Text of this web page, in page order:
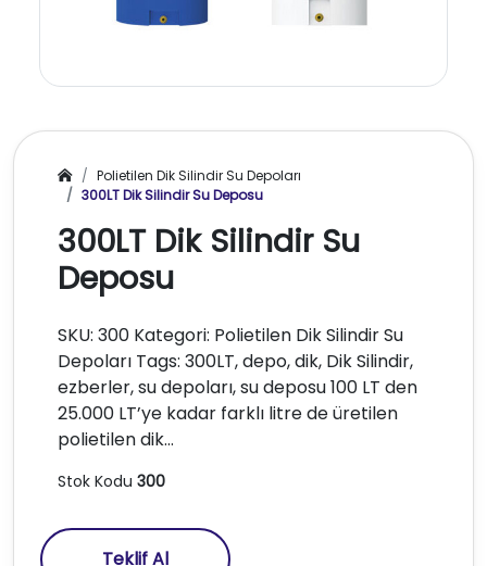
Polietilen Dik Silindir Su Depoları
300LT Dik Silindir Su Deposu
300LT Dik Silindir Su
Deposu
SKU: 300 Kategori: Polietilen Dik Silindir Su
Depoları Tags: 300LT, depo, dik, Dik Silindir,
ezberler, su depoları, su deposu 100 LT den
25.000 LT’ye kadar farklı litre de üretilen
polietilen dik…
Stok Kodu 300
Teklif Al